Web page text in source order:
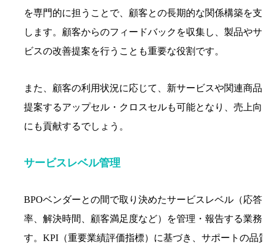
を専門的に担うことで、顧客との長期的な関係構築を支
します。顧客からのフィードバックを収集し、製品やサ
ビスの改善提案を行うことも重要な役割です。
また、顧客の利用状況に応じて、新サービスや関連商品
提案するアップセル・クロスセルも可能となり、売上向
にも貢献するでしょう。
サービスレベル管理
BPOベンダーとの間で取り決めたサービスレベル（応答
率、解決時間、顧客満足度など）を管理・報告する業務
す。KPI（重要業績評価指標）に基づき、サポートの品